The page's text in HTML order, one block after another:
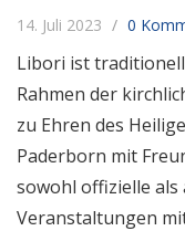
14. Juli 2023 0
Libori ist
Rahmen der
zu Ehren des
Paderborn mit
sowohl offizielle
Veranstaltungen